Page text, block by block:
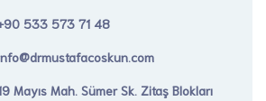
533 573 71 48
Mayıs Mah. Sümer Sk. Zitaş Blokları